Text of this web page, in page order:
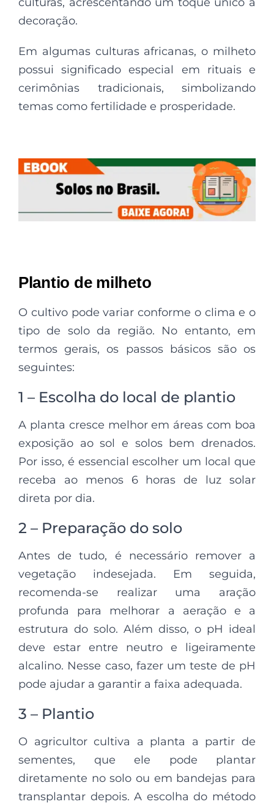
decoração.
Em algumas culturas africanas, o milheto
possui significado especial em rituais e
cerimônias tradicionais, simbolizando
temas como fertilidade e prosperidade.
Plantio de milheto
O cultivo pode variar conforme o clima e o
tipo de solo da região. No entanto, em
termos gerais, os passos básicos são os
seguintes:
1 – Escolha do local de plantio
A planta cresce melhor em áreas com boa
exposição ao sol e solos bem drenados.
Por isso, é essencial escolher um local que
receba ao menos 6 horas de luz solar
direta por dia.
2 – Preparação do solo
Antes de tudo, é necessário remover a
vegetação indesejada. Em seguida,
recomenda-se realizar uma aração
profunda para melhorar a aeração e a
estrutura do solo. Além disso, o pH ideal
deve estar entre neutro e ligeiramente
alcalino. Nesse caso, fazer um teste de pH
pode ajudar a garantir a faixa adequada.
3 – Plantio
O agricultor cultiva a planta a partir de
sementes, que ele pode plantar
diretamente no solo ou em bandejas para
transplantar depois. A escolha do método